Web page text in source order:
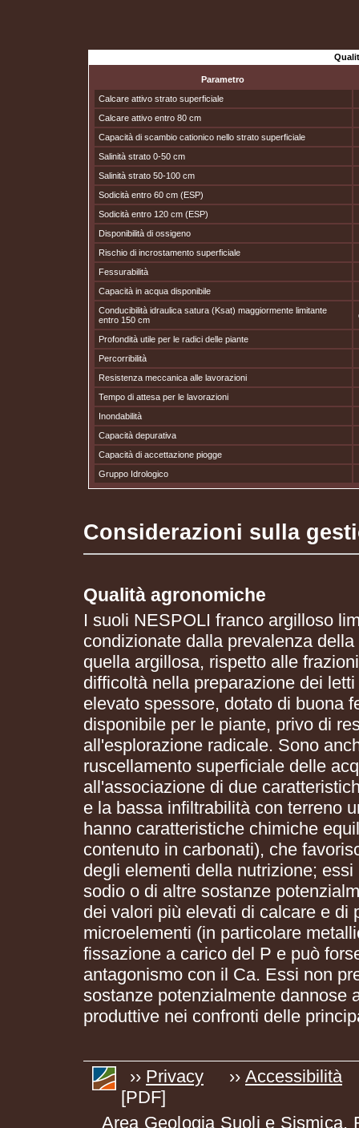
Parametro
Calcare attivo strato superficiale
Calcare attivo entro 80 cm
Capacità di scambio cationico nello strato superficiale
Salinità strato 0-50 cm
Salinità strato 50-100 cm
Sodicità entro 60 cm (ESP)
Sodicità entro 120 cm (ESP)
Disponibilità di ossigeno
Rischio di incrostamento superficiale
Fessurabilità
Capacità in acqua disponibile
Conducibilità idraulica satura (Ksat) maggiormente limitante
entro 150 cm
Profondità utile per le radici delle piante
Percorribilità
Resistenza meccanica alle lavorazioni
Tempo di attesa per le lavorazioni
Inondabilità
Capacità depurativa
Capacità di accettazione piogge
Gruppo Idrologico
Considerazioni sulla
Qualità agronomiche
I suoli NESPOLI franco argilloso
condizionate dalla prevalenza
quella argillosa, rispetto alle
difficoltà nella preparazione dei
elevato spessore, dotato di buona
disponibile per le piante, privo di
all'esplorazione radicale. Sono
ruscellamento superficiale delle
all'associazione di due
e la bassa infiltrabilità con terreno
hanno caratteristiche chimiche
contenuto in carbonati), che
degli elementi della nutrizione;
sodio o di altre sostanze
dei valori più elevati di calcare e
microelementi (in particolare
fissazione a carico del P e può
antagonismo con il Ca. Essi non
sostanze potenzialmente dannose
produttive nei confronti delle
›› Privacy ›› Accessibilità
[PDF]
Area Geologia Suoli e Sismica,